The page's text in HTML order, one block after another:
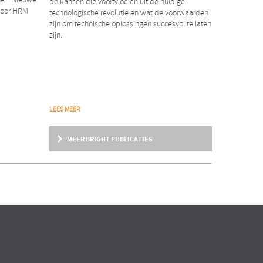
NIEUWS
Erwin Rexwinkel nieuwe
partner Bright & Company
HRM
technologische revolutie en wat de voorwaarden
zijn om technische oplossingen succesvol te laten
zijn.
LEES MEER
MEER BRIGHT PUBLICATIES